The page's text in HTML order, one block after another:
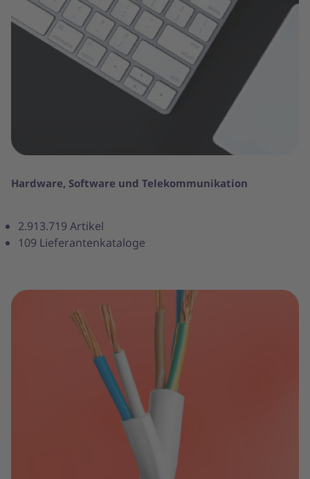
Hardware, Software und Telekommunikation
2.913.719 Artikel
109 Lieferantenkataloge